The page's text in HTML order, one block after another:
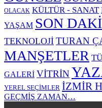
OLACAK KÜLTÜR - SANAT
YAŞAM SON
TEKNOLOJİ TURAN
MANŞETLER
GALERİ VİTRİN
YEREL SEÇİMLER İZMİR
GEÇMİŞ ZAMAN…